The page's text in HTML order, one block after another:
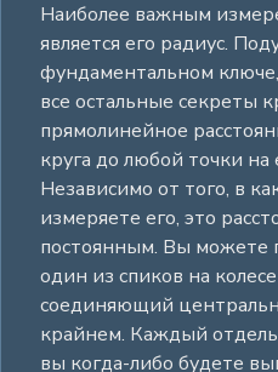
Наиболее важным
является его радиус.
фундаментальном
все остальные секреты
прямолинейное
круга до любой точки
Независимо от того, в
измеряете его, это
постоянным. Вы можете
один из спиков на
соединяющий
крайнем. Каждый
вы когда-либо будете